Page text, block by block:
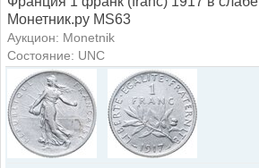
Монетник.ру MS63
Аукцион: Monetnik
Состояние: UNC